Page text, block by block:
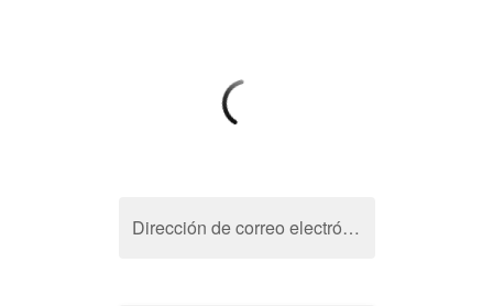
Dirección de correo electrónico